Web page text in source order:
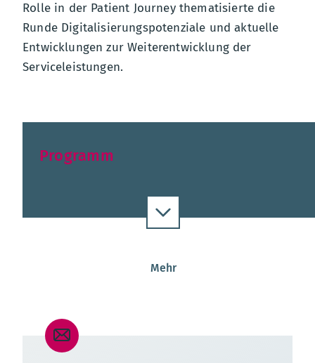
Rolle in der Patient Journey thematisierte die
Runde Digitalisierungspotenziale und aktuelle
Entwicklungen zur Weiterentwicklung der
Serviceleistungen.
Programm
Mehr